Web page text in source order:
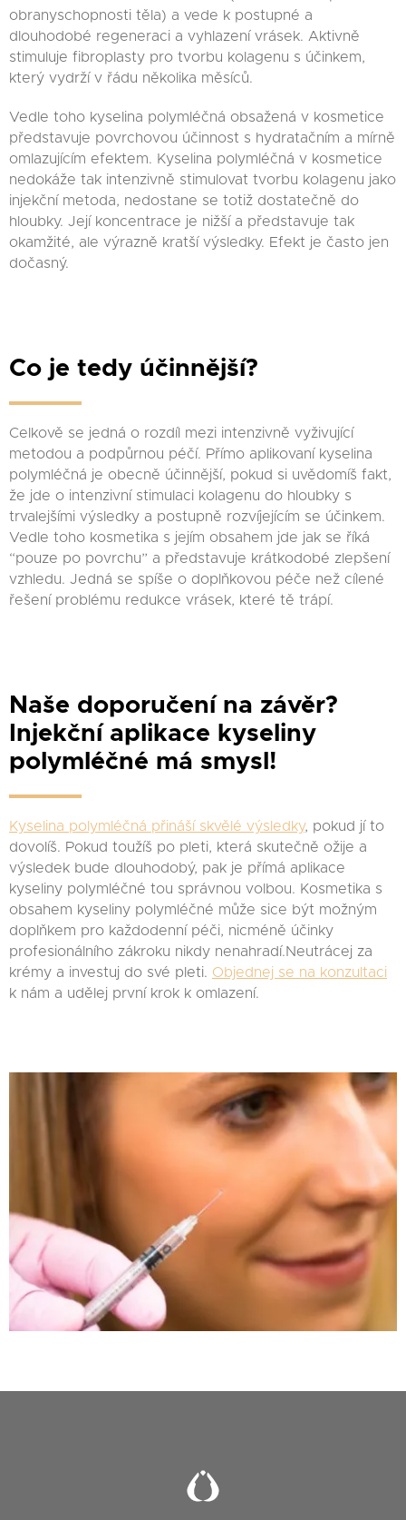
obranyschopnosti těla) a vede k postupné a
dlouhodobé regeneraci a vyhlazení vrásek. Aktivně
stimuluje fibroplasty pro tvorbu kolagenu s účinkem,
který vydrží v řádu několika měsíců.
Vedle toho kyselina polymléčná obsažená v kosmetice
představuje povrchovou účinnost s hydratačním a mírně
omlazujícím efektem. Kyselina polymléčná v kosmetice
nedokáže tak intenzivně stimulovat tvorbu kolagenu jako
injekční metoda, nedostane se totiž dostatečně do
hloubky. Její koncentrace je nižší a představuje tak
okamžité, ale výrazně kratší výsledky. Efekt je často jen
dočasný.
Co je tedy účinnější?
Celkově se jedná o rozdíl mezi intenzivně vyživující
metodou a podpůrnou péčí. Přímo aplikovaní kyselina
polymléčná je obecně účinnější, pokud si uvědomíš fakt,
že jde o intenzivní stimulaci kolagenu do hloubky s
trvalejšími výsledky a postupně rozvíjejícím se účinkem.
Vedle toho kosmetika s jejím obsahem jde jak se říká
“pouze po povrchu” a představuje krátkodobé zlepšení
vzhledu. Jedná se spíše o doplňkovou péče než cílené
řešení problému redukce vrásek, které tě trápí.
Naše doporučení na závěr?
Injekční aplikace kyseliny
polymléčné má smysl!
Kyselina polymléčná přináší skvělé výsledky, pokud jí to
dovolíš. Pokud toužíš po pleti, která skutečně ožije a
výsledek bude dlouhodobý, pak je přímá aplikace
kyseliny polymléčné tou správnou volbou. Kosmetika s
obsahem kyseliny polymléčné může sice být možným
doplňkem pro každodenní péči, nicméně účinky
profesionálního zákroku nikdy nenahradí.Neutrácej za
krémy a investuj do své pleti. Objednej se na konzultaci
k nám a udělej první krok k omlazení.